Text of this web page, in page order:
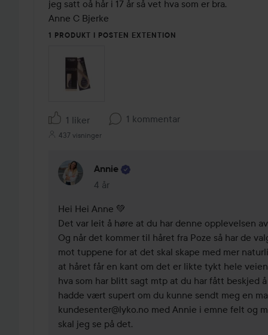
jeg satt oå hår i 17 år så vet hva som er bra.
Anne C Bjerke
1 PRODUKT I POSTEN EXTENTION
1 liker 1 kommentar
437 visninger
Annie
4 år
Kommentaren lades 4 år
Hei Hei Anne 💚
Det var leit å høre at du har denne opplevelsen
Og når det kommer til håret fra Poze så har de
mot tuppene for at det skal skape med mer
at håret får en kant om det er likte tykt hele
hva som har blitt sagt mtp at du har fått beskjed
hadde vært supert om du kunne sendt meg en
kundesenter@lyko.no med Annie i emne felt og
skal jeg se på det.